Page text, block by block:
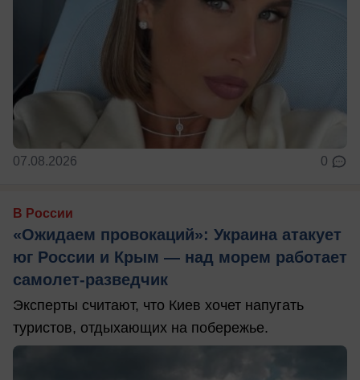
07.08.2026 0
В России
«Ожидаем провокаций»: Украина атакует
юг России и Крым — над морем работает
самолет-разведчик
Эксперты считают, что Киев хочет напугать
туристов, отдыхающих на побережье.